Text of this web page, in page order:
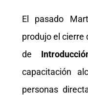
El pasado
produjo el cierre
de
capacitación
personas